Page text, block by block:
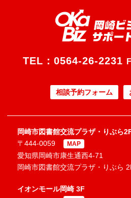
TEL： 0564-26-2231
相談予約フォーム
岡崎市図書館交流プラザ・りぶら
〒444-0059
MAP
愛知県岡崎市康生通西4-71
岡崎市図書館交流プラザ・りぶら
イオンモール岡崎 3F